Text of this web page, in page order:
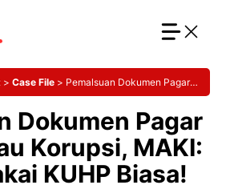
> Case File > Pemalsuan Dokumen Pagar
Dokumen Pagar
Korupsi, MAKI:
KUHP Biasa!